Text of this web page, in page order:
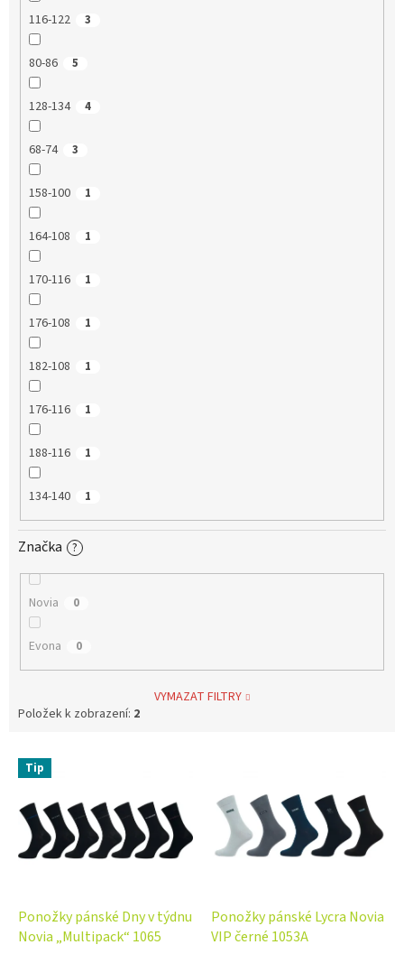
116-122 3
80-86 5
128-134 4
68-74 3
158-100 1
164-108 1
170-116 1
176-108 1
182-108 1
176-116 1
188-116 1
134-140 1
Značka ?
Novia 0
Evona 0
VYMAZAT FILTRY
Položek k zobrazení: 2
p
Tip
Ponožky pánské Dny v týdnu
Novia „Multipack“ 1065
Ponožky pánské Lycra Novia
VIP černé 1053A